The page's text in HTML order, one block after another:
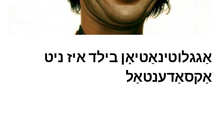
אַגגלוטינאַטיאָן בילד איז ניט
אַקסאַדענטאַל